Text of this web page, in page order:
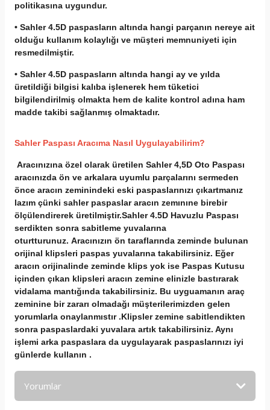
politikasına uygundur.
• Sahler 4.5D paspasların altında hangi parçanın nereye ait
olduğu kullanım kolaylığı ve müşteri memnuniyeti için
resmedilmiştir.
• Sahler 4.5D paspasların altında hangi ay ve yılda
üretildiği bilgisi kalıba işlenerek hem tüketici
bilgilendirilmiş olmakta hem de kalite kontrol adına ham
madde takibi sağlanmış olmaktadır.
Sahler Paspası Aracıma Nasıl Uygulayabilirim?
Aracınızına özel olarak üretilen Sahler 4,5D Oto Paspası
aracınızda ön ve arkalara uyumlu parçalarını sermeden
önce aracın zeminindeki eski paspaslarınızı çıkartmanız
lazım çünki sahler paspaslar aracın zemınıne birebir
ölçülendirerek üretilmiştir.Sahler 4.5D Havuzlu Paspası
serdikten sonra sabitleme yuvalarına
oturtturunuz. Aracınızın ön taraflarında zeminde bulunan
orijinal klipsleri paspas yuvalarına takabilirsiniz. Eğer
aracın orijinalinde zeminde klips yok ise Paspas Kutusu
içinden çıkan klipsleri aracın zemine elinizle bastırarak
vidalama mantığında takabilirsiniz. Bu uyguamanın araç
zeminine bir zararı olmadağı müşterilerimizden gelen
yorumlarla onaylanmıstır .Klipsler zemine sabitlendikten
sonra paspaslardaki yuvalara artık takabilirsiniz. Aynı
işlemi arka paspaslara da uygulayarak paspaslarınızı iyi
günlerde kullanın .
Yorumlar